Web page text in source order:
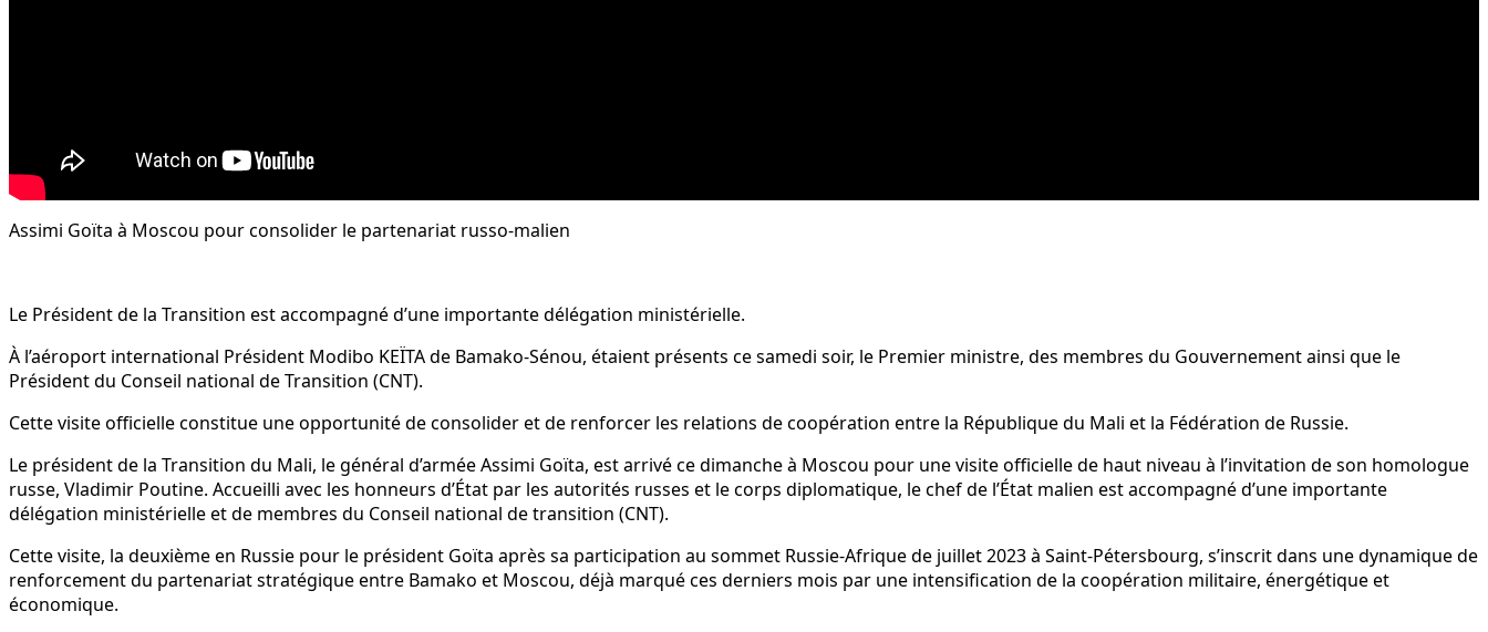
Assimi Goïta à Moscou pour consolider le partenariat russo-malien
Le Président de la Transition est accompagné d’une importante délégation ministérielle.
À l’aéroport international Président Modibo KEÏTA de Bamako-Sénou, étaient présents ce samedi soir, le Premier ministre, des membres du Gouvernement ainsi que le
Président du Conseil national de Transition (CNT).
Cette visite officielle constitue une opportunité de consolider et de renforcer les relations de coopération entre la République du Mali et la Fédération de Russie.
Le président de la Transition du Mali, le général d’armée Assimi Goïta, est arrivé ce dimanche à Moscou pour une visite officielle de haut niveau à l’invitation de son homologue
russe, Vladimir Poutine. Accueilli avec les honneurs d’État par les autorités russes et le corps diplomatique, le chef de l’État malien est accompagné d’une importante
délégation ministérielle et de membres du Conseil national de transition (CNT).
Cette visite, la deuxième en Russie pour le président Goïta après sa participation au sommet Russie-Afrique de juillet 2023 à Saint-Pétersbourg, s’inscrit dans une dynamique de
renforcement du partenariat stratégique entre Bamako et Moscou, déjà marqué ces derniers mois par une intensification de la coopération militaire, énergétique et
économique.